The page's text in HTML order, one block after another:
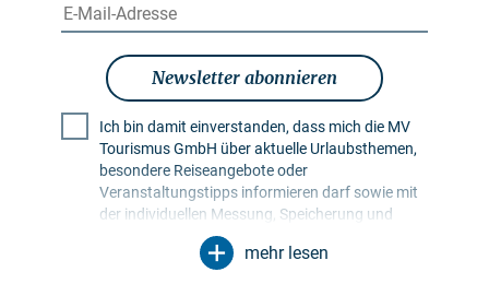
Newsletter abonnieren
Ich bin damit einverstanden, dass mich die MV
Tourismus GmbH über aktuelle Urlaubsthemen,
besondere Reiseangebote oder
Veranstaltungstipps informieren darf sowie mit
der individuellen Messung, Speicherung und
Auswertung von Öffnungs- und Klickraten in
Empfängerprofilen zu Zwecken der Gestaltung
mehr lesen